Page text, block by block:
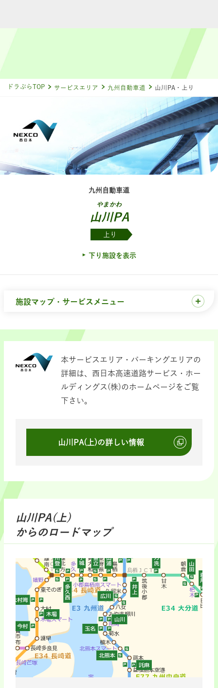
ドラぷらTOP サービスエリア 九州自動車道 山川PA・上り
九州自動車道
やまかわ
山川PA
上り
下り施設を表示
施設マップ・サービスメニュー
本サービスエリア・パーキングエリアの
詳細は、西日本高速道路サービス・ホー
ルディングス(株)のホームページをご覧
下さい。
山川PA(上)の詳しい情報
山川PA(上)
からのロードマップ